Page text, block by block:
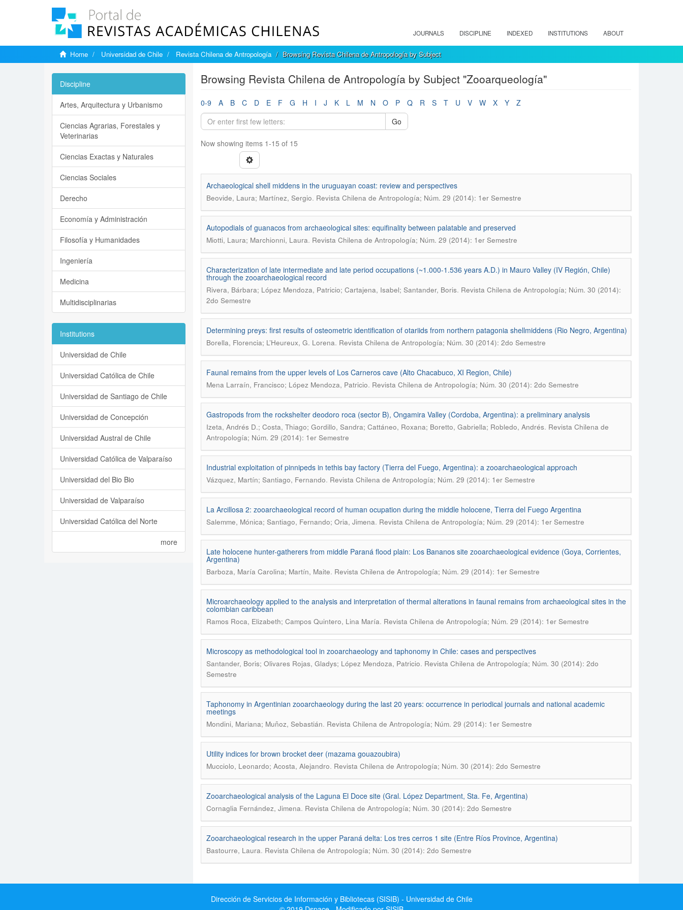
JOURNALS DISCIPLINE INDEXED INSTITUTIONS ABOUT
Home Universidad de Chile Revista Chilena de Antropología Browsing Revista Chilena de Antropología by Subject
Browsing Revista Chilena de Antropología by Subject "Zooarqueología"
0-9 A B C D E F G H I J K L M N O P Q R S T U V W X Y
Z
Go
Now showing items 1-15 of 15
Archaeological shell middens in the uruguayan coast: review and perspectives
Beovide, Laura; Martínez, Sergio. Revista Chilena de Antropología; Núm. 29 (2014): 1er Semestre
Autopodials of guanacos from archaeological sites: equifinality between palatable and preserved
Miotti, Laura; Marchionni, Laura. Revista Chilena de Antropología; Núm. 29 (2014): 1er Semestre
Characterization of late intermediate and late period occupations (~1.000-1.536 years A.D.) in Mauro Valley (IV Región, Chile)
through the zooarchaeological record
Rivera, Bárbara; López Mendoza, Patricio; Cartajena, Isabel; Santander, Boris. Revista Chilena de Antropología; Núm. 30 (2014):
2do Semestre
Determining preys: first results of osteometric identification of otariids from northern patagonia shellmiddens (Rio Negro, Argentina)
Borella, Florencia; L’Heureux, G. Lorena. Revista Chilena de Antropología; Núm. 30 (2014): 2do Semestre
Faunal remains from the upper levels of Los Carneros cave (Alto Chacabuco, XI Region, Chile)
Mena Larraín, Francisco; López Mendoza, Patricio. Revista Chilena de Antropología; Núm. 30 (2014): 2do Semestre
Gastropods from the rockshelter deodoro roca (sector B), Ongamira Valley (Cordoba, Argentina): a preliminary analysis
Izeta, Andrés D.; Costa, Thiago; Gordillo, Sandra; Cattáneo, Roxana; Boretto, Gabriella; Robledo, Andrés. Revista Chilena de
Antropología; Núm. 29 (2014): 1er Semestre
Industrial exploitation of pinnipeds in tethis bay factory (Tierra del Fuego, Argentina): a zooarchaeological approach
Vázquez, Martín; Santiago, Fernando. Revista Chilena de Antropología; Núm. 29 (2014): 1er Semestre
La Arcillosa 2: zooarchaeological record of human ocupation during the middle holocene, Tierra del Fuego Argentina
Salemme, Mónica; Santiago, Fernando; Oria, Jimena. Revista Chilena de Antropología; Núm. 29 (2014): 1er Semestre
Late holocene hunter-gatherers from middle Paraná flood plain: Los Bananos site zooarchaeological evidence (Goya, Corrientes,
Argentina)
Barboza, María Carolina; Martín, Maite. Revista Chilena de Antropología; Núm. 29 (2014): 1er Semestre
Microarchaeology applied to the analysis and interpretation of thermal alterations in faunal remains from archaeological sites in the
colombian caribbean
Ramos Roca, Elizabeth; Campos Quintero, Lina María. Revista Chilena de Antropología; Núm. 29 (2014): 1er Semestre
Microscopy as methodological tool in zooarchaeology and taphonomy in Chile: cases and perspectives
Santander, Boris; Olivares Rojas, Gladys; López Mendoza, Patricio. Revista Chilena de Antropología; Núm. 30 (2014): 2do
Semestre
Taphonomy in Argentinian zooarchaeology during the last 20 years: occurrence in periodical journals and national academic
meetings
Mondini, Mariana; Muñoz, Sebastián. Revista Chilena de Antropología; Núm. 29 (2014): 1er Semestre
Utility indices for brown brocket deer (mazama gouazoubira)
Mucciolo, Leonardo; Acosta, Alejandro. Revista Chilena de Antropología; Núm. 30 (2014): 2do Semestre
Zooarchaeological analysis of the Laguna El Doce site (Gral. López Department, Sta. Fe, Argentina)
Cornaglia Fernández, Jimena. Revista Chilena de Antropología; Núm. 30 (2014): 2do Semestre
Zooarchaeological research in the upper Paraná delta: Los tres cerros 1 site (Entre Ríos Province, Argentina)
Bastourre, Laura. Revista Chilena de Antropología; Núm. 30 (2014): 2do Semestre
Discipline
Artes, Arquitectura y Urbanismo
Ciencias Agrarias, Forestales y
Veterinarias
Ciencias Exactas y Naturales
Ciencias Sociales
Derecho
Economía y Administración
Filosofía y Humanidades
Ingeniería
Medicina
Multidisciplinarias
Institutions
Universidad de Chile
Universidad Católica de Chile
Universidad de Santiago de Chile
Universidad de Concepción
Universidad Austral de Chile
Universidad Católica de Valparaíso
Universidad del Bio Bio
Universidad de Valparaíso
Universidad Católica del Norte
more
Dirección de Servicios de Información y Bibliotecas (SISIB) - Universidad de Chile